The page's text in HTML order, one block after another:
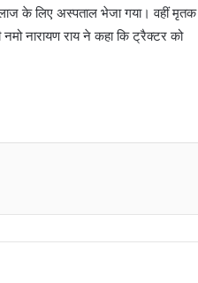
के लिए अस्पताल भेजा गया। वहीं मृतक
नारायण राय ने कहा कि ट्रैक्टर को